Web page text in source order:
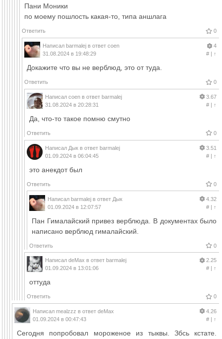
Пани Моники
по моему пошлость какая-то, типа аншлага
Ответить 0
Написал barmalej в ответ coen
31.08.2024 в 19:48:29
4
#| ↑
Докажите что вы не верблюд, это от туда.
Ответить 0
Написал coen в ответ barmalej
31.08.2024 в 20:28:31
3.67
#| ↑
Да, что-то такое помню смутно
Ответить 0
Написал Дык в ответ barmalej
01.09.2024 в 06:04:45
3.51
#| ↑
это анекдот был
Ответить 0
Написал barmalej в ответ Дык
01.09.2024 в 12:07:57
4.32
#| ↑
Пан Гималайский привез верблюда. В документах было
написано верблюд гималайский.
Ответить 0
Написал deMax в ответ barmalej
01.09.2024 в 13:01:06
2.25
#| ↑
оттуда
Ответить 0
Написал mealzzz в ответ deMax
01.09.2024 в 00:47:43
4.26
#| ↑
Сегодня попробовал мороженое из тыквы. Збсь кстате.